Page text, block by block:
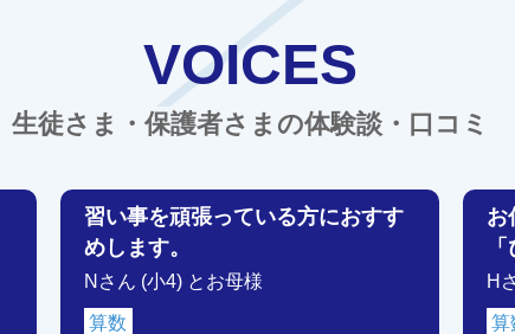
VOICES
生徒さま・保護者さまの体験談・口コミ
習い事を頑張っている方におすす
めします。
Nさん (小4) とお母様
算数
お
H
算